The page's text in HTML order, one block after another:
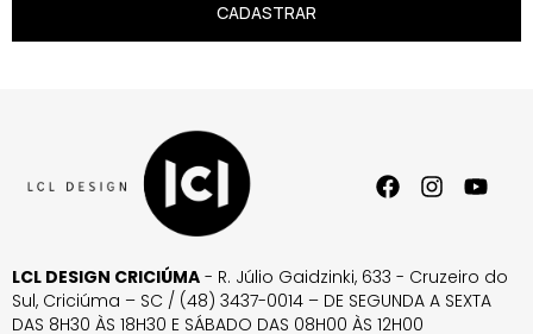
CADASTRAR
LCL DESIGN CRICIÚMA - R. Júlio Gaidzinki, 633 - Cruzeiro do
Sul, Criciúma – SC / (48) 3437-0014 – DE SEGUNDA A SEXTA
DAS 8H30 ÀS 18H30 E SÁBADO DAS 08H00 ÀS 12H00